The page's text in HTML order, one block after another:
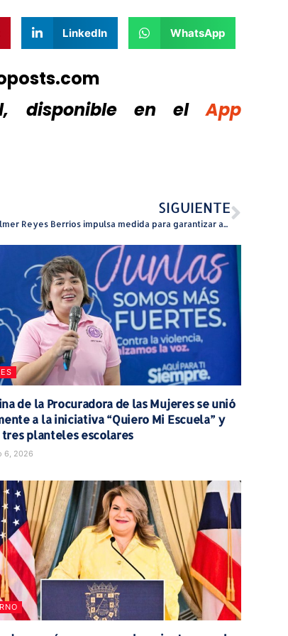
LinkedIn WhatsApp
disponible
en el
App
SIGUIENTE
Senador Wilmer Reyes Berríos impulsa medida para garantizar acceso a representación legal en reclamaciones laborales
de la Procuradora de las Mujeres se unió
a la iniciativa “Quiero Mi Escuela” y
planteles escolares
6, 2026